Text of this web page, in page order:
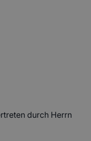
durch Herrn